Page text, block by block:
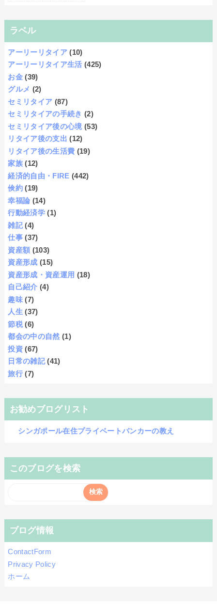
ラベル
アーリーリタイア (10)
アーリーリタイア生活 (425)
お金 (39)
グルメ (2)
セミリタイア (87)
セミリタイアの手続き (2)
セミリタイア後の心境 (53)
リタイア後の支出 (12)
リタイア後の生活費 (19)
家族 (12)
経済的自由・FIRE (442)
倹約 (19)
幸福論 (14)
行動経済学 (1)
雑記 (4)
仕事 (37)
資産額 (103)
資産形成 (15)
資産形成・資産運用 (18)
自己紹介 (4)
趣味 (7)
人生 (37)
節税 (6)
都会の中の自然 (1)
投資 (67)
日常の雑記 (41)
旅行 (7)
お勧めブログリスト
シンガポール在住プライベートバンカーの教え
このブログを検索
ブログ情報
ContactForm
Privacy Policy
ホーム